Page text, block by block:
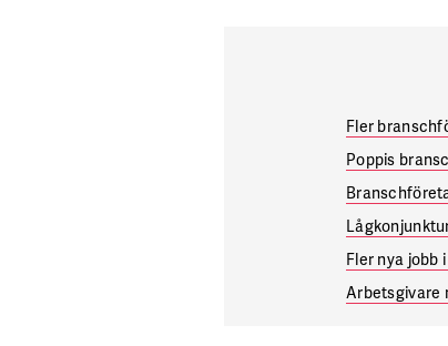
Fler
Poppis
Fler nya jobb
Arbetsgivare